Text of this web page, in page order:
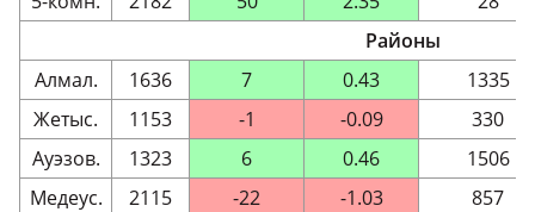
Районы
Алмал.
1636 7 0.43
1335
Жетыс.
1153 -1 -0.09
330
Ауэзов.
1323 6 0.46
1506
Медеус.
2115 -22 -1.03
857